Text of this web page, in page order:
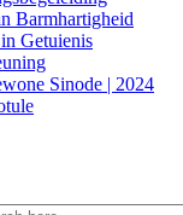
Barmhartigheid
Getuienis
Sinode | 2024